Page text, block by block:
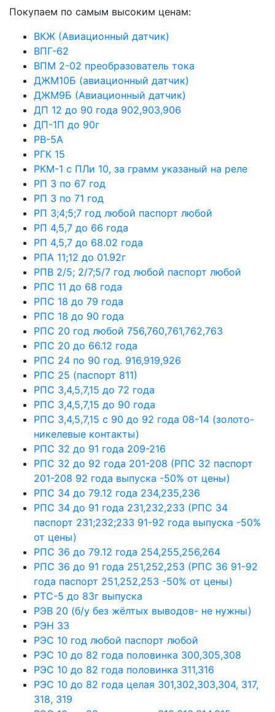
Покупаем по самым высоким ценам:
ВКЖ (Авиационный датчик)
ВПГ-62
ВПМ 2-02 преобразователь тока
ДЖМ10Б (авиационный датчик)
ДЖМ9Б (Авиационный датчик)
ДП 12 до 90 года 902,903,906
ДП-1П до 90г
РВ-5А
РГК 15
РКМ-1 с ПЛи 10, за грамм указаный на реле
РП 3 по 67 год
РП 3 по 71 год
РП 3;4;5;7 год любой паспорт любой
РП 4,5,7 до 66 года
РП 4,5,7 до 68.02 года
РПА 11;12 до 01.92г
РПВ 2/5; 2/7;5/7 год любой паспорт любой
РПС 11 до 68 года
РПС 18 до 79 года
РПС 18 до 90 года
РПС 20 год любой 756,760,761,762,763
РПС 20 до 66.12 года
РПС 24 по 90 год. 916,919,926
РПС 25 (паспорт 811)
РПС 3,4,5,7,15 до 72 года
РПС 3,4,5,7,15 до 90 года
РПС 3,4,5,7,15 с 90 до 92 года 08-14 (золото-
никелевые контакты)
РПС 32 до 91 года 209-216
РПС 32 до 92 года 201-208 (РПС 32 паспорт
201-208 92 года выпуска -50% от цены)
РПС 34 до 79.12 года 234,235,236
РПС 34 до 91 года 231,232,233 (РПС 34
паспорт 231;232;233 91-92 года выпуска -50%
от цены)
РПС 36 до 79.12 года 254,255,256,264
РПС 36 до 91 года 251,252,253 (РПС 36 91-92
года паспорт 251,252,253 -50% от цены)
РТС-5 до 83г выпуска
РЭВ 20 (б/у без жёлтых выводов- не нужны)
РЭН 33
РЭС 10 год любой паспорт любой
РЭС 10 до 82 года половинка 300,305,308
РЭС 10 до 82 года половинка 311,316
РЭС 10 до 82 года целая 301,302,303,304, 317,
318, 319